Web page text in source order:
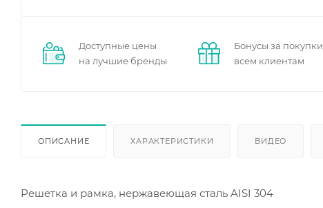
Доступные цены
на лучшие бренды
Бонусы за покупки
всем клиентам
ОПИСАНИЕ ХАРАКТЕРИСТИКИ ВИДЕО
Решетка и рамка, нержавеющая сталь AISI 304